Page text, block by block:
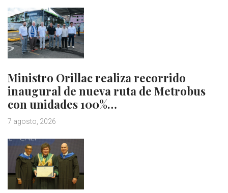
Ministro Orillac realiza recorrido
inaugural de nueva ruta de Metrobus
con unidades 100%…
7 agosto, 2026